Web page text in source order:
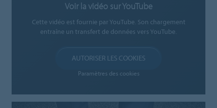
Voir la vidéo sur YouTube
Cette vidéo est fournie par YouTube. Son chargement
entraîne un transfert de données vers YouTube.
AUTORISER LES COOKIES
Paramètres des cookies